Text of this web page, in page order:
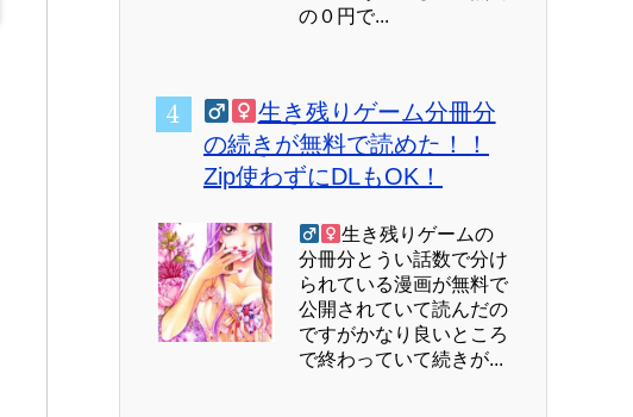
の０円で...
生き残りゲーム分冊分
の続きが無料で読めた！！
Zip使わずにDLもOK！
生き残りゲームの
分冊分とうい話数で分け
られている漫画が無料で
公開されていて読んだの
ですがかなり良いところ
で終わっていて続きが...